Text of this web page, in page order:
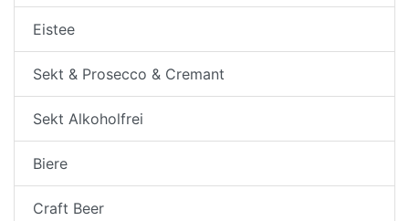
Eistee
Sekt & Prosecco & Cremant
Sekt Alkoholfrei
Biere
Craft Beer